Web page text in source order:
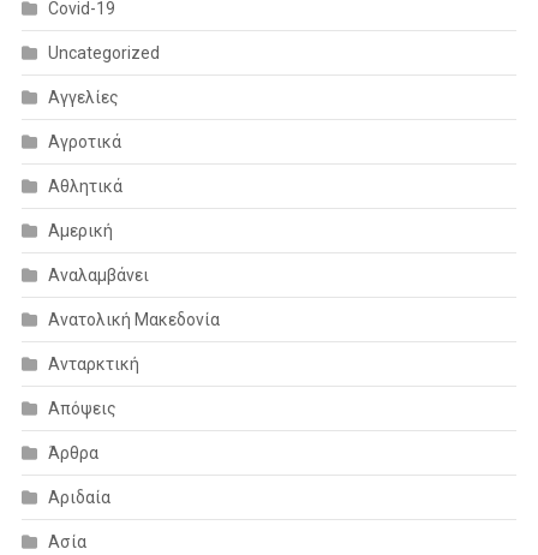
Covid-19
Uncategorized
Αγγελίες
Αγροτικά
Αθλητικά
Αμερική
Αναλαμβάνει
Ανατολική Μακεδονία
Ανταρκτική
Απόψεις
Άρθρα
Αριδαία
Ασία